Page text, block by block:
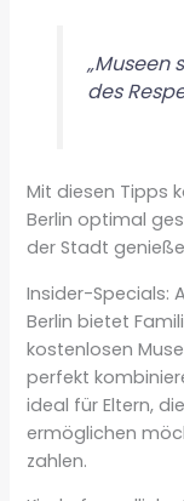
„Museen
des
Mit diesen Tipps
Berlin optimal
der Stadt
Insider-Specials:
Berlin bietet
kostenlosen
perfekt
ideal für Eltern,
ermöglichen
zahlen.